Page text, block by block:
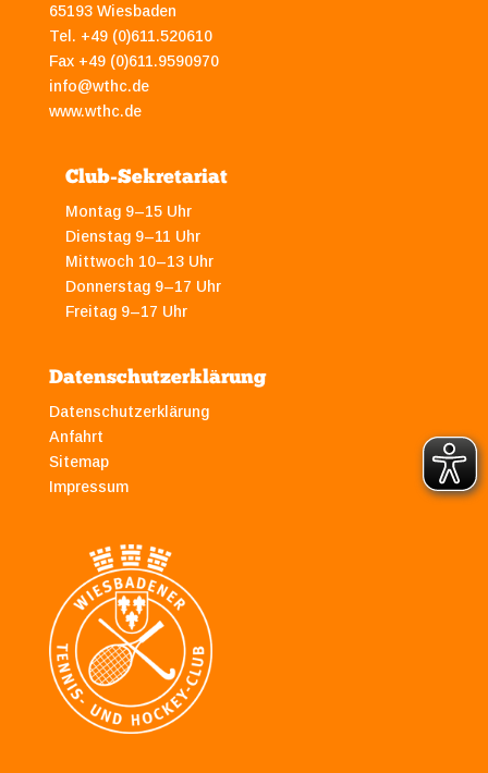
65193 Wiesbaden
Tel. +49 (0)611.520610
Fax +49 (0)611.9590970
info@wthc.de
www.wthc.de
Club-Sekretariat
Montag 9–15 Uhr
Dienstag 9–11 Uhr
Mittwoch 10–13 Uhr
Donnerstag 9–17 Uhr
Freitag 9–17 Uhr
Datenschutzerklärung
Datenschutzerklärung
Anfahrt
Sitemap
Impressum